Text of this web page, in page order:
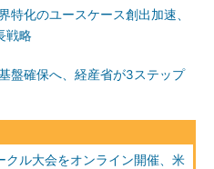
特化のユースケース創出加速、
戦略
盤確保へ、経産省が3ステップ
クル大会をオンライン開催、米